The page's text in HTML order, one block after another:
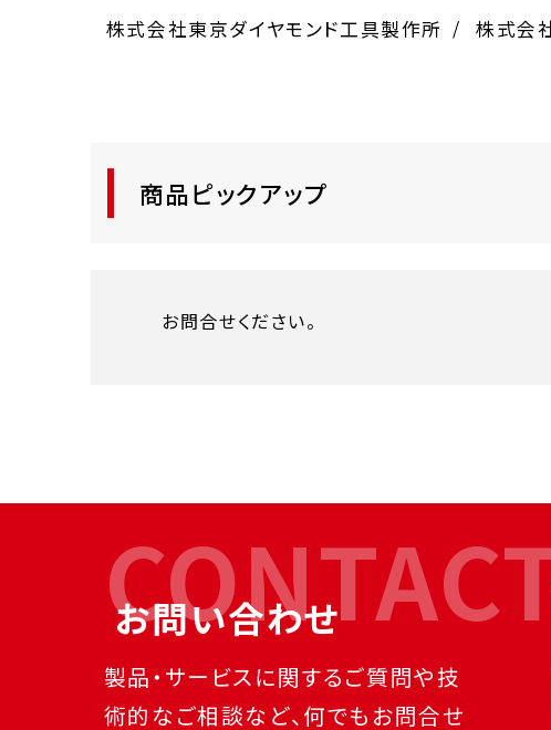
株式会社東京ダイヤモンド工具製作所 株式会
商品ピックアップ
お問合せください。
お問い合わせ
製品・サービスに関するご質問や技
術的なご相談など、何でもお問合せ